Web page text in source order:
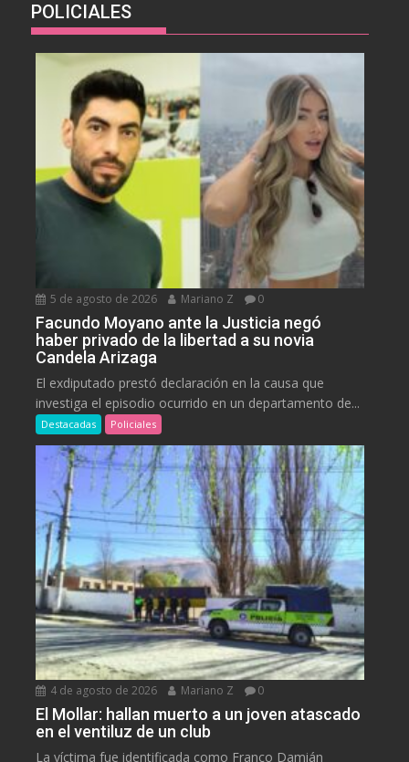
POLICIALES
5 de agosto de 2026 Mariano Z 0
Facundo Moyano ante la Justicia negó
haber privado de la libertad a su novia
Candela Arizaga
El exdiputado prestó declaración en la causa que
investiga el episodio ocurrido en un departamento de...
Destacadas Policiales
4 de agosto de 2026 Mariano Z 0
El Mollar: hallan muerto a un joven atascado
en el ventiluz de un club
La víctima fue identificada como Franco Damián